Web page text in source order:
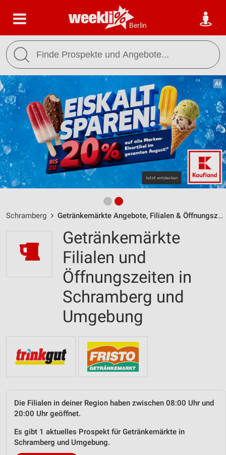
Berlin
Schramberg Getränkemärkte Angebote, Filialen & Öffnungszeiten
Getränkemärkte
Filialen und
Öffnungszeiten in
Schramberg und
Umgebung
Die Filialen in deiner Region haben zwischen 08:00 Uhr und
20:00 Uhr geöffnet.
Es gibt 1 aktuelles Prospekt für Getränkemärkte in
Schramberg und Umgebung.